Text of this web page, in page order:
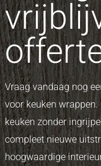
Vraag vandaag nog
voor keuken
keuken zonder
compleet nieuwe
hoogwaardige